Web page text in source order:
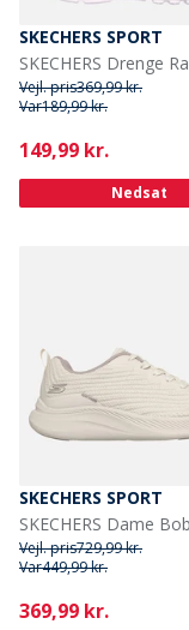
SKECHERS SPORT
Vejl. pris369,99 kr.
Var189,99 kr.
Current
149,99 kr.
Nedsat
SKECHERS SPORT
Vejl. pris729,99 kr.
Var449,99 kr.
Current
369,99 kr.